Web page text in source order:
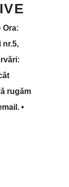
Ora:
nr.5,
rugăm
•